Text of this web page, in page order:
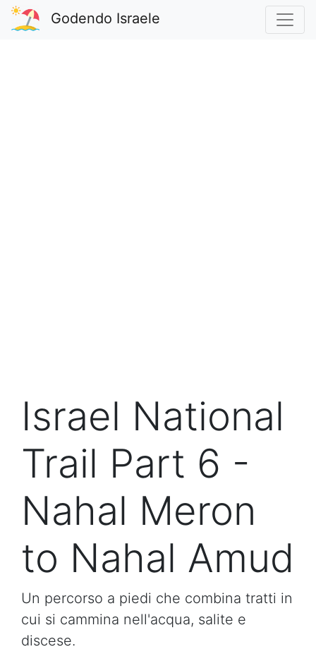
Godendo Israele
Israel National
Trail Part 6 -
Nahal Meron
to Nahal Amud
Un percorso a piedi che combina tratti in
cui si cammina nell'acqua, salite e
discese.